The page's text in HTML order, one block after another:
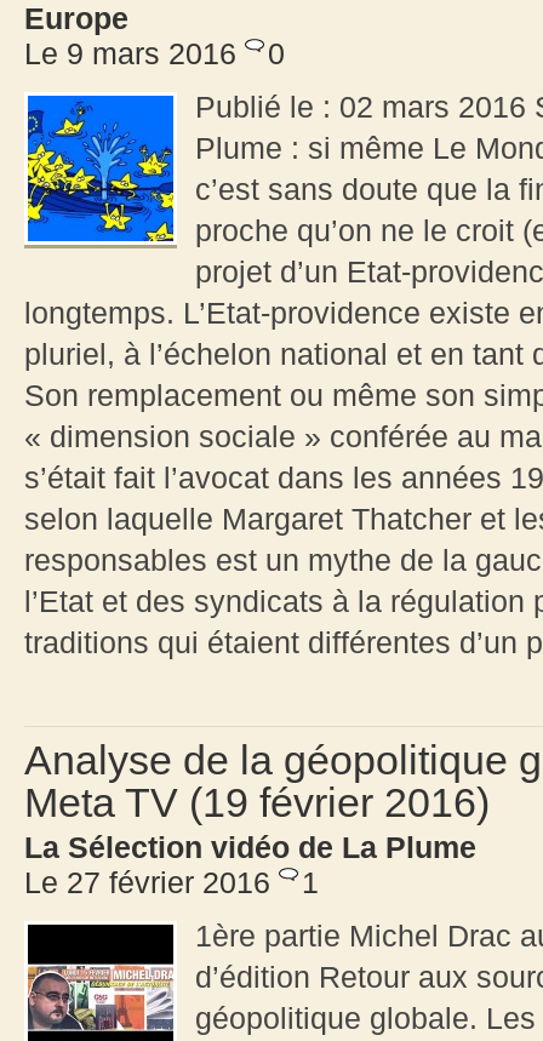
Europe
Le 9 mars 2016
0
Publié le : 02 mars 2016
Plume : si même Le
c’est sans doute que la
proche qu’on ne le croit
projet d’un Etat-
longtemps. L’Etat-providence existe
pluriel, à l’échelon national et en tant
Son remplacement ou même son
« dimension sociale » conférée au
s’était fait l’avocat dans les années
selon laquelle Margaret Thatcher et
responsables est un mythe de la
l’Etat et des syndicats à la
traditions qui étaient différentes d’un
Analyse de la géopolitique
Meta TV (19 février 2016)
La Sélection vidéo de La Plume
Le 27 février 2016
1
1ère partie Michel Drac
d’édition Retour aux
géopolitique globale.